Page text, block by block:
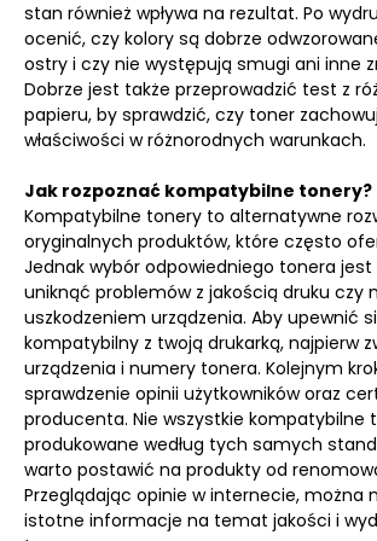
stan również wpływa na rezultat. Po
ocenić, czy kolory są dobrze
ostry i czy nie występują smugi ani inne
Dobrze jest także przeprowadzić test z
papieru, by sprawdzić, czy toner
właściwości w różnorodnych warunkach.
Jak rozpoznać kompatybilne tonery?
Kompatybilne tonery to alternatywne
oryginalnych produktów, które często
Jednak wybór odpowiedniego tonera jest
uniknąć problemów z jakością druku czy
uszkodzeniem urządzenia. Aby upewnić
kompatybilny z twoją drukarką, najpierw
urządzenia i numery tonera. Kolejnym
sprawdzenie opinii użytkowników oraz
producenta. Nie wszystkie kompatybilne
produkowane według tych samych
warto postawić na produkty od
Przeglądając opinie w internecie, można
istotne informacje na temat jakości i